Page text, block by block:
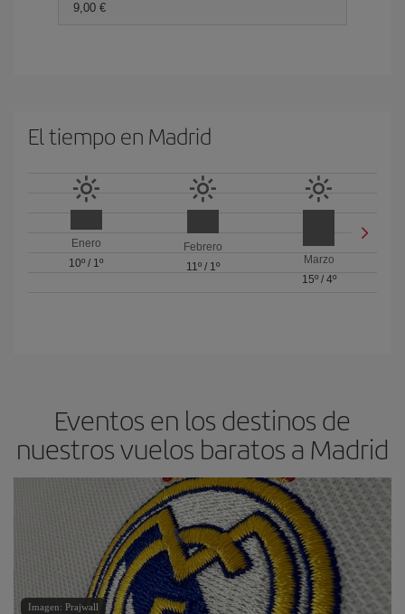
9,00 €
El tiempo en Madrid
Enero
10º / 1º
Febrero
11º/ 1º
Marzo
15º/ 4º
Eventos en los destinos de
nuestros vuelos baratos a Madrid
Imagen: Prajwall